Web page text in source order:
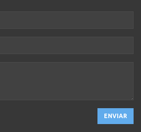
ENVIAR